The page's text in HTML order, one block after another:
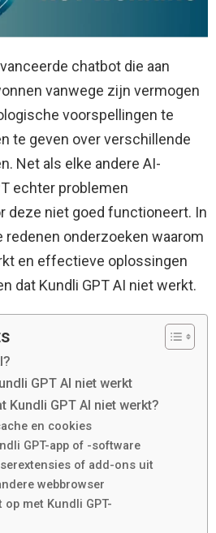
chatbot die aan
vanwege zijn vermogen
voorspellingen te
te geven over verschillende
Net als elke andere AI-
echter problemen
deze niet goed functioneert. In
redenen onderzoeken waarom
en effectieve oplossingen
dat Kundli GPT AI niet werkt.
GPT AI niet werkt
Kundli GPT AI niet werkt?
en cookies
GPT-app of -software
of add-ons uit
webbrowser
op met Kundli GPT-